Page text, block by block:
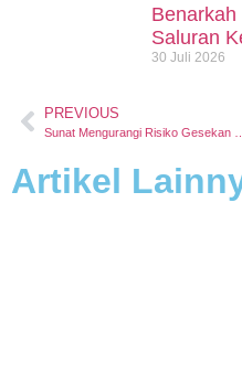
Saluran
30 Juli 2026
PREVIOUS
Artikel